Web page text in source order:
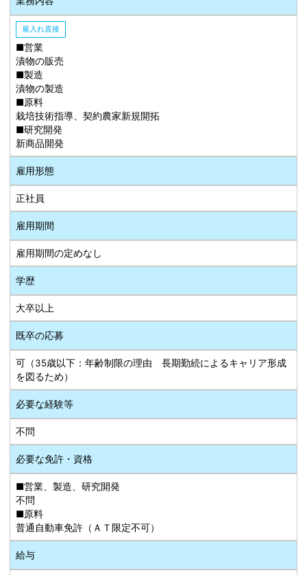
雇入れ直後
■営業
漬物の販売
■製造
漬物の製造
■原料
栽培技術指導、契約農家新規開拓
■研究開発
新商品開発
雇用形態
正社員
雇用期間
雇用期間の定めなし
学歴
大卒以上
既卒の応募
可（35歳以下：年齢制限の理由 長期勤続によるキャリア形成
を図るため）
必要な経験等
不問
必要な免許・資格
■営業、製造、研究開発
不問
■原料
普通自動車免許（ＡＴ限定不可）
給与